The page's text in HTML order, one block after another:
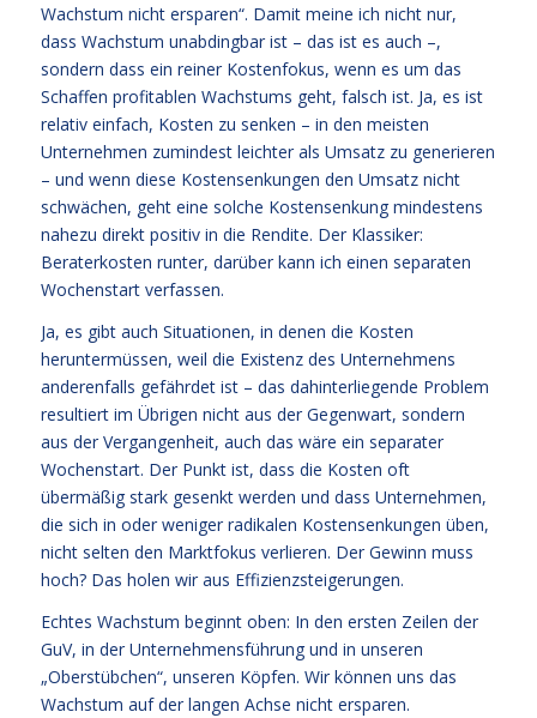
Wachstum nicht ersparen“. Damit meine ich nicht nur,
dass Wachstum unabdingbar ist – das ist es auch –,
sondern dass ein reiner Kostenfokus, wenn es um das
Schaffen profitablen Wachstums geht, falsch ist. Ja, es ist
relativ einfach, Kosten zu senken – in den meisten
Unternehmen zumindest leichter als Umsatz zu generieren
– und wenn diese Kostensenkungen den Umsatz nicht
schwächen, geht eine solche Kostensenkung mindestens
nahezu direkt positiv in die Rendite. Der Klassiker:
Beraterkosten runter, darüber kann ich einen separaten
Wochenstart verfassen.
Ja, es gibt auch Situationen, in denen die Kosten
heruntermüssen, weil die Existenz des Unternehmens
anderenfalls gefährdet ist – das dahinterliegende Problem
resultiert im Übrigen nicht aus der Gegenwart, sondern
aus der Vergangenheit, auch das wäre ein separater
Wochenstart. Der Punkt ist, dass die Kosten oft
übermäßig stark gesenkt werden und dass Unternehmen,
die sich in oder weniger radikalen Kostensenkungen üben,
nicht selten den Marktfokus verlieren. Der Gewinn muss
hoch? Das holen wir aus Effizienzsteigerungen.
Echtes Wachstum beginnt oben: In den ersten Zeilen der
GuV, in der Unternehmensführung und in unseren
„Oberstübchen“, unseren Köpfen. Wir können uns das
Wachstum auf der langen Achse nicht ersparen.